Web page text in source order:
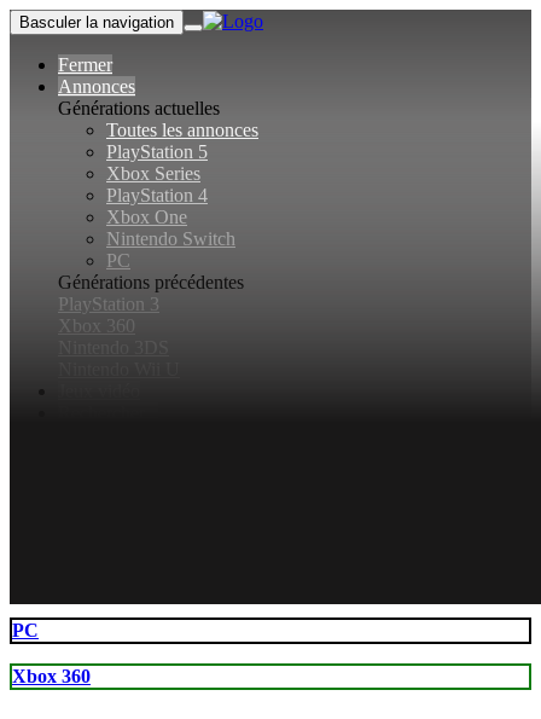
Basculer la navigation
Fermer
Annonces
Générations actuelles
Toutes les annonces
PlayStation 5
Xbox Series
PlayStation 4
Xbox One
Nintendo Switch
PC
Générations précédentes
PlayStation 3
Xbox 360
PC
Xbox 360